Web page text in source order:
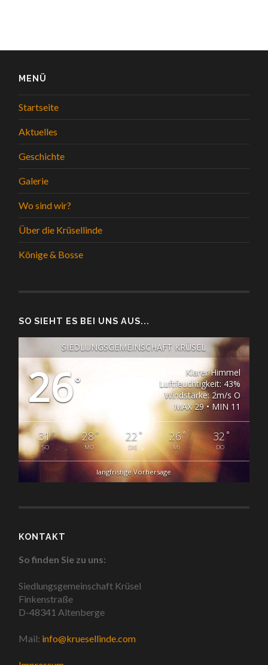
MENÜ
Startseite
Aktuelles
Geschichte
Galerie
Wo sind wir?
Über die Krüsellinde
Könige & Bosse
SO SIEHT ES BEI UNS AUS...
SIEDLUNGSGEMEINSCHAFT KRÜSEL
26°
Klarer Himmel
Luftfeuchtigkeit: 43%
Windstärke: 2m/s O
MAX 29 • MIN 11
31°
SO
28°
MO
22 °
DIE
26°
MI
32 °
DO
langfristige Vorhersage
KONTAKT
So finden Sie zu uns:
Siedlungsgemeinschaft Krüsel
Finkenstraße
D-48341 Altenberge
Mail: info@kruesellinde.com